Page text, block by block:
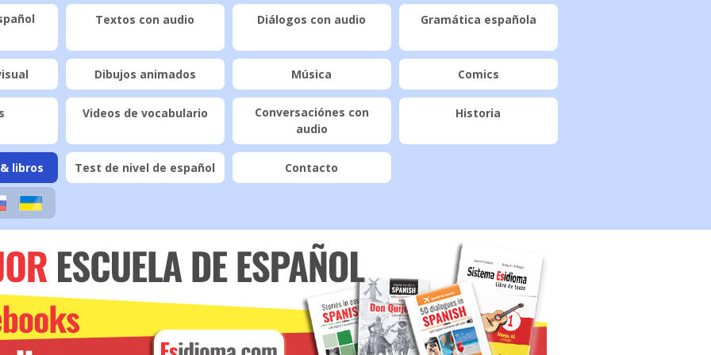
Textos con audio Diálogos con audio Gramática española
Dibujos animados Música Comics
Videos de vocabulario
Conversaciónes con
audio
Historia
libros Test de nivel de español Contacto